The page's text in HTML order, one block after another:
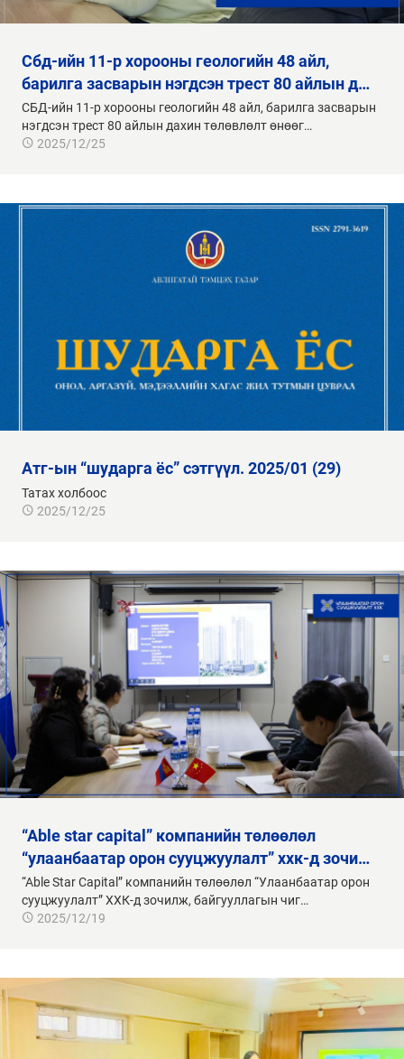
сбд-ийн 11-р хорооны геологийн 48 айл,
барилга засварын нэгдсэн трест 80 айлын д…
СБД-ийн 11-р хорооны геологийн 48 айл, барилга засварын
нэгдсэн трест 80 айлын дахин төлөвлөлт өнөөг…
2025/12/25
атг-ын “шударга ёс” сэтгүүл. 2025/01 (29)
Татах холбоос
2025/12/25
“able star capital” компанийн төлөөлөл
“улаанбаатар орон сууцжуулалт” ххк-д зочи…
“Able Star Capital” компанийн төлөөлөл “Улаанбаатар орон
сууцжуулалт” ХХК-д зочилж, байгууллагын чиг…
2025/12/19